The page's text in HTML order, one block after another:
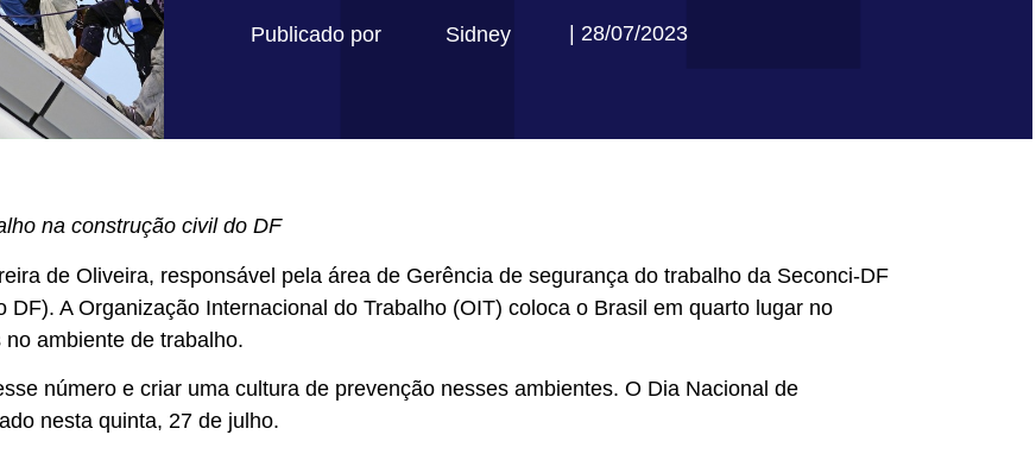
Publicado por Sidney | 28/07/2023
na construção civil do DF
de Oliveira, responsável pela área de Gerência de segurança do trabalho da Seconci-DF
A Organização Internacional do Trabalho (OIT) coloca o Brasil em quarto lugar no
ambiente de trabalho.
número e criar uma cultura de prevenção nesses ambientes. O Dia Nacional de
nesta quinta, 27 de julho.